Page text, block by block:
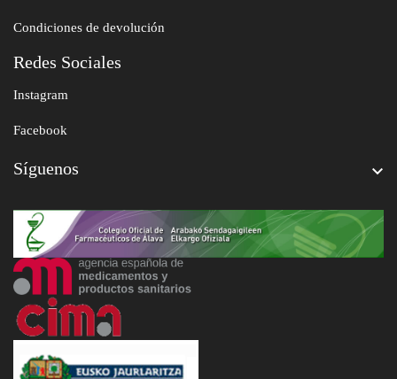
Condiciones de devolución
Redes Sociales
Instagram
Facebook
Síguenos 